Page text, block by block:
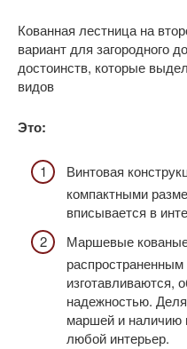
Кованная лестница на
вариант для загородного
достоинств, которые
видов
Это:
Винтовая
компактными
вписывается в
Маршевые
изготавливаются,
надежностью.
маршей и наличию
любой интерьер.